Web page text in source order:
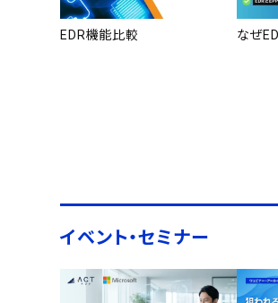
EDR機能比較 なぜ
イベント・セミナー